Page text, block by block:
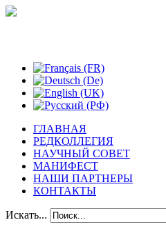
ГЛАВНАЯ
РЕДКОЛЛЕГИЯ
НАУЧНЫЙ СОВЕТ
МАНИФЕСТ
НАШИ ПАРТНЕРЫ
КОНТАКТЫ
Искать...